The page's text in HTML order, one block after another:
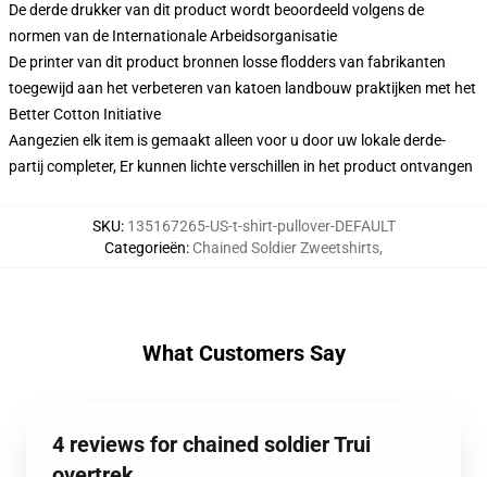
De derde drukker van dit product wordt beoordeeld volgens de
normen van de Internationale Arbeidsorganisatie
De printer van dit product bronnen losse flodders van fabrikanten
toegewijd aan het verbeteren van katoen landbouw praktijken met het
Better Cotton Initiative
Aangezien elk item is gemaakt alleen voor u door uw lokale derde-
partij completer, Er kunnen lichte verschillen in het product ontvangen
SKU: 135167265-US-t-shirt-pullover-DEFAULT
Categorieën: Chained Soldier Zweetshirts,
What Customers Say
4 reviews for chained soldier Trui